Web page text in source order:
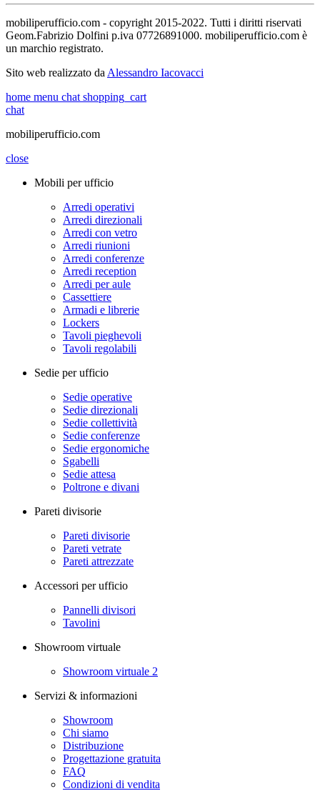
mobiliperufficio.com - copyright 2015-2022. Tutti i diritti riservati
Geom.Fabrizio Dolfini p.iva 07726891000. mobiliperufficio.com è
un marchio registrato.
Sito web realizzato da Alessandro Iacovacci
home menu chat shopping_cart
chat
mobiliperufficio.com
close
Mobili per ufficio
Arredi operativi
Arredi direzionali
Arredi con vetro
Arredi riunioni
Arredi conferenze
Arredi reception
Arredi per aule
Cassettiere
Armadi e librerie
Lockers
Tavoli pieghevoli
Tavoli regolabili
Sedie per ufficio
Sedie operative
Sedie direzionali
Sedie collettività
Sedie conferenze
Sedie ergonomiche
Sgabelli
Sedie attesa
Poltrone e divani
Pareti divisorie
Pareti divisorie
Pareti vetrate
Pareti attrezzate
Accessori per ufficio
Pannelli divisori
Tavolini
Showroom virtuale
Showroom virtuale 2
Servizi & informazioni
Showroom
Chi siamo
Distribuzione
Progettazione gratuita
FAQ
Condizioni di vendita